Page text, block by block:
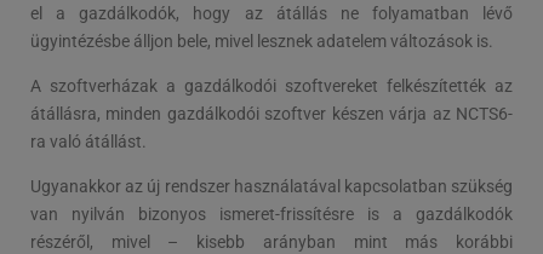
el a gazdálkodók, hogy az átállás ne folyamatban lévő
ügyintézésbe álljon bele, mivel lesznek adatelem változások is.
A szoftverházak a gazdálkodói szoftvereket felkészítették az
átállásra, minden gazdálkodói szoftver készen várja az NCTS6-
ra való átállást.
Ugyanakkor az új rendszer használatával kapcsolatban szükség
van nyilván bizonyos ismeret-frissítésre is a gazdálkodók
részéről, mivel – kisebb arányban mint más korábbi